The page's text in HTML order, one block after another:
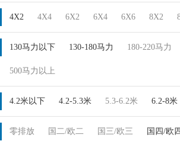
4X2 4X4 6X2 6X4 6X6 8X2
130马力以下 130-180马力 180-220马力
500马力以上
4.2米以下 4.2-5.3米 5.3-6.2米 6.2-8米
零排放 国二/欧二 国三/欧三 国四/欧